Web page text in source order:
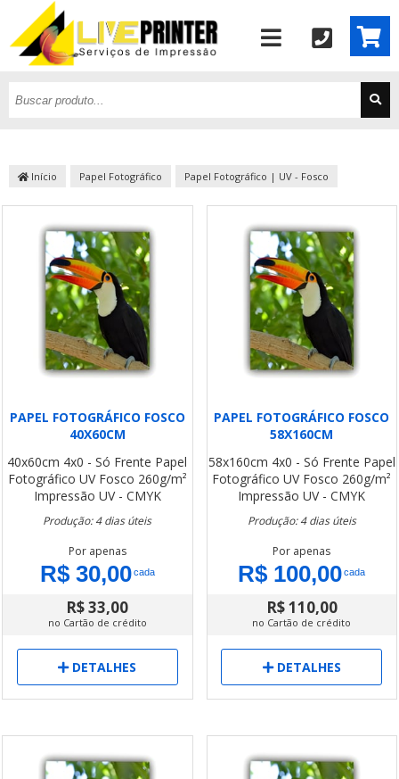
Início Papel Fotográfico Papel Fotográfico | UV - Fosco
PAPEL FOTOGRÁFICO FOSCO
40X60CM
40x60cm 4x0 - Só Frente Papel
Fotográfico UV Fosco 260g/m²
Impressão UV - CMYK
Produção: 4 dias úteis
Por apenas
R$ 30,00cada
R$ 33,00
no Cartão de crédito
DETALHES
PAPEL FOTOGRÁFICO FOSCO
58X160CM
58x160cm 4x0 - Só Frente Papel
Fotográfico UV Fosco 260g/m²
Impressão UV - CMYK
Produção: 4 dias úteis
Por apenas
R$ 100,00cada
R$ 110,00
no Cartão de crédito
DETALHES